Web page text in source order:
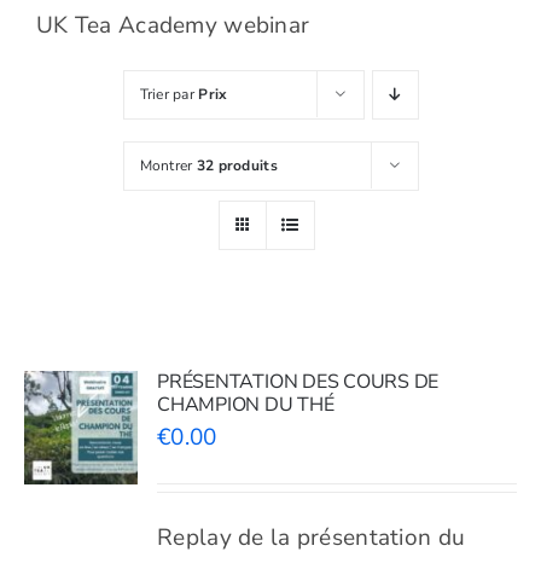
Académie du Thé
Les Ateliers du thé
UK Tea Academy webinar
Trier parPrix
Montrer32 produits
PRÉSENTATION DES COURS DE
CHAMPION DU THÉ
€0.00
Replay de la présentation du